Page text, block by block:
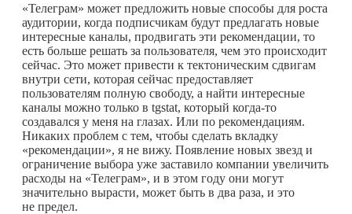
«Телеграм» может предложить новые способы для роста
аудитории, когда подписчикам будут предлагать новые
интересные каналы, продвигать эти рекомендации, то
есть больше решать за пользователя, чем это происходит
сейчас. Это может привести к тектоническим сдвигам
внутри сети, которая сейчас предоставляет
пользователям полную свободу, а найти интересные
каналы можно только в tgstat, который когда-то
создавался у меня на глазах. Или по рекомендациям.
Никаких проблем с тем, чтобы сделать вкладку
«рекомендации», я не вижу. Появление новых звезд и
ограничение выбора уже заставило компании увеличить
расходы на «Телеграм», и в этом году они могут
значительно вырасти, может быть в два раза, и это
не предел.